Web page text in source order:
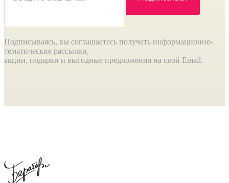
Подписываясь, вы соглашаетесь получать информационно-
тематические рассылки,
акции, подарки и выгодные предложения на свой Email.